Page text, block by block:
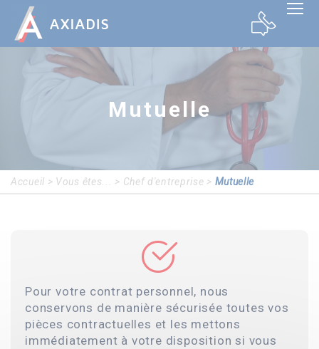
Mutuelle
Accueil > Vous êtes... > Chef d'entreprise > Mutuelle
Pour votre contrat personnel, nous
conservons de manière sécurisée toutes vos
pièces contractuelles et les mettons
immédiatement à votre disposition si vous
Panneau de gestion des cookies